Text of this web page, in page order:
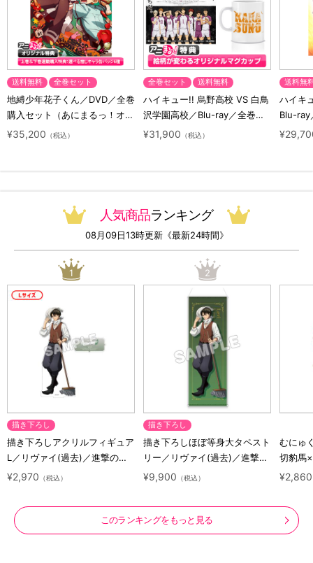
送料無料 全巻セット
地縛少年花子くん／DVD／全巻
購入セット（あにまるっ！オリ
ジナル特典付き・送料無料）
¥35,200 （税込）
全巻セット 送料無料
ハイキュー!! 烏野高校 VS 白鳥
沢学園高校／Blu-ray／全巻セ
ット（初回生産限定・アニまる
¥31,900 （税込）
送料無
ハイキ
Blu-ray
ト（初
人気商品ランキング
08月09日13時更新《最新24時間》
1
描き下ろし
描き下ろしアクリルフィギュア
L／リヴァイ(過去)／進撃の巨
人 10 Years Journey
¥2,970 （税込）
2
描き下ろし
描き下ろしほぼ等身大タペスト
リー／リヴァイ(過去)／進撃の
巨人 10 Years Journey
¥9,900 （税込）
むにゅ
切豹馬
ロック
¥2,860
このランキングをもっと見る